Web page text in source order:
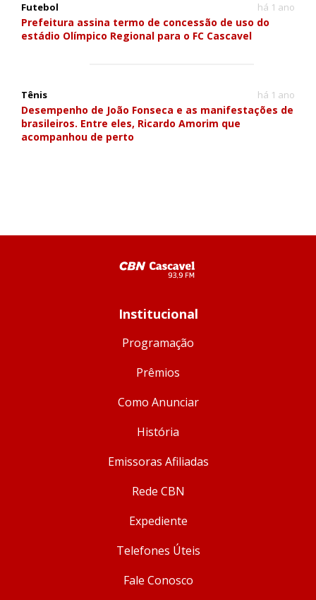
Futebol há 1 ano
Prefeitura assina termo de concessão de uso do
estádio Olímpico Regional para o FC Cascavel
Tênis há 1 ano
Desempenho de João Fonseca e as manifestações de
brasileiros. Entre eles, Ricardo Amorim que
acompanhou de perto
Institucional
Programação
Prêmios
Como Anunciar
História
Emissoras Afiliadas
Rede CBN
Expediente
Telefones Úteis
Fale Conosco